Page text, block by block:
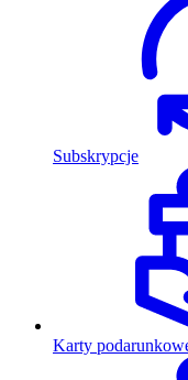
Subskrypcje
Karty